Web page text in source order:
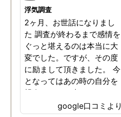
浮気調査
2ヶ月、お世話になりまし
た 調査が終わるまで感情を
ぐっと堪えるのは本当に大
変でした。ですが、その度
に励まして頂きました。 今
となってはあの時の自分を
親身になって止めてくださ
ったおかげでここまでの証
google口コミより